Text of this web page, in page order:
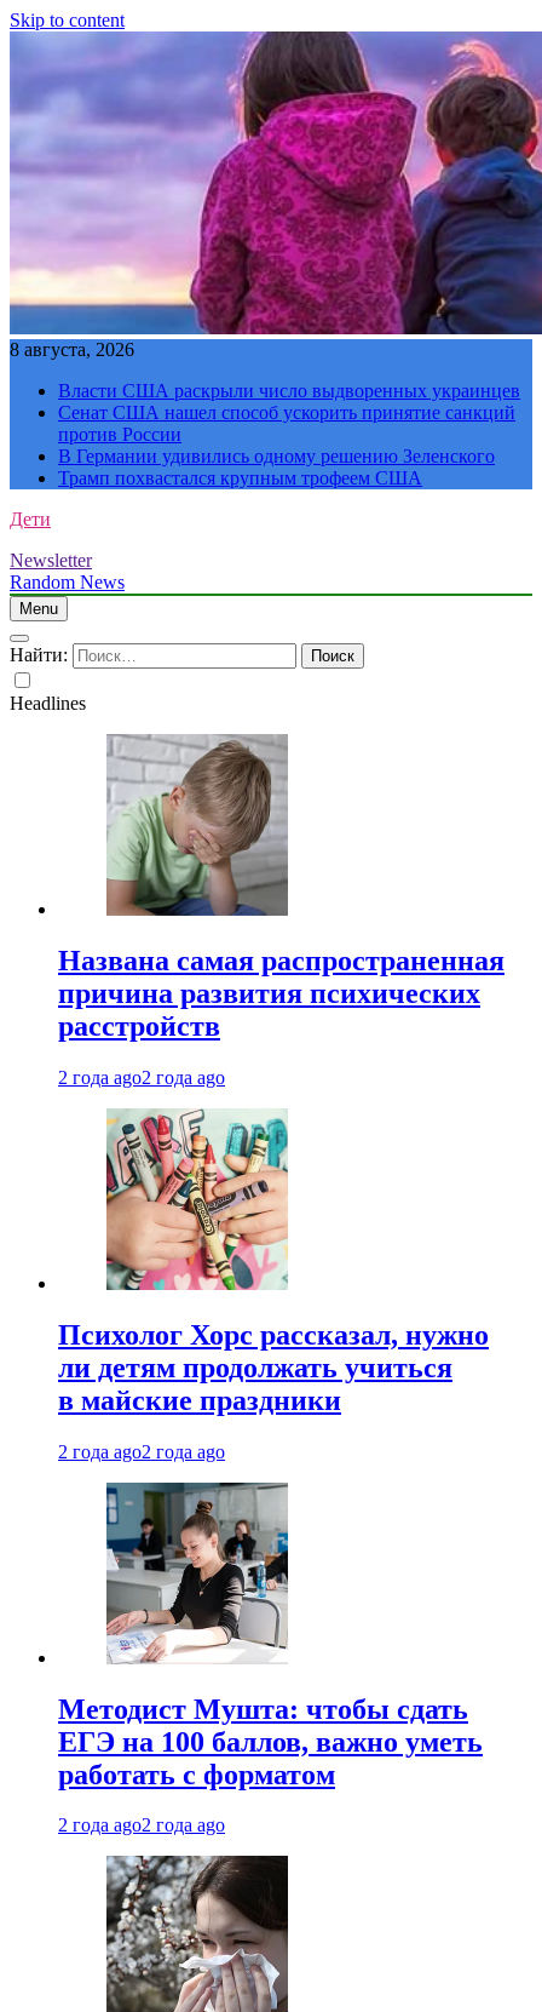
Skip to content
8 августа, 2026
Власти США раскрыли число выдворенных украинцев
Сенат США нашел способ ускорить принятие санкций
против России
В Германии удивились одному решению Зеленского
Трамп похвастался крупным трофеем США
Дети
Newsletter
Random News
Menu
Найти:
Headlines
Названа самая распространенная
причина развития психических
расстройств
2 года ago2 года ago
Психолог Хорс рассказал, нужно
ли детям продолжать учиться
в майские праздники
2 года ago2 года ago
Методист Мушта: чтобы сдать
ЕГЭ на 100 баллов, важно уметь
работать с форматом
2 года ago2 года ago